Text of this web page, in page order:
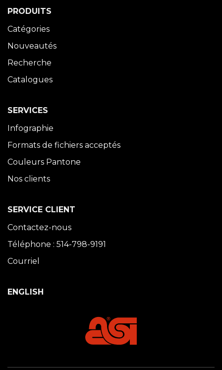
PRODUITS
Catégories
Nouveautés
Recherche
Catalogues
SERVICES
Infographie
Formats de fichiers acceptés
Couleurs Pantone
Nos clients
SERVICE CLIENT
Contactez-nous
Téléphone : 514-798-9191
Courriel
ENGLISH